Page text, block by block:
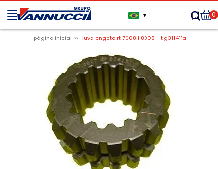
▼ 0
página inicial luva engate rt 7608ll 8908 - tjg311411a